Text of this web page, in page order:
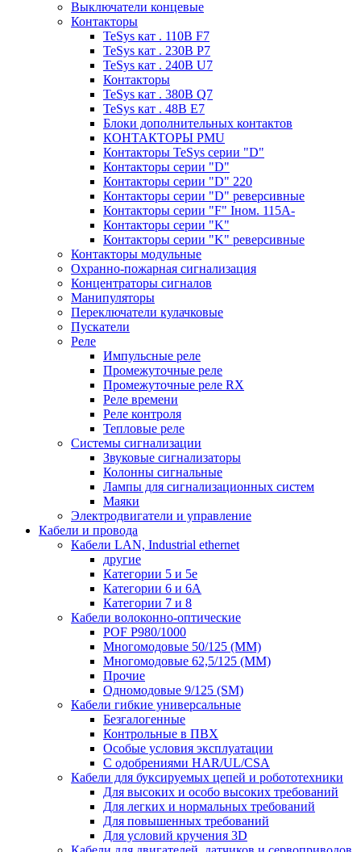
Выключатели концевые
Контакторы
TeSys кат . 110В F7
TeSys кат . 230В P7
TeSys кат . 240В U7
Контакторы
TeSys кат . 380В Q7
TeSys кат . 48В E7
Блоки дополнительных контактов
КОНТАКТОРЫ PMU
Контакторы TeSys серии "D"
Контакторы серии "D"
Контакторы серии "D" 220
Контакторы серии "D" реверсивные
Контакторы серии "F" Iном. 115А-
Контакторы серии "K"
Контакторы серии "K" реверсивные
Контакторы модульные
Охранно-пожарная сигнализация
Концентраторы сигналов
Манипуляторы
Переключатели кулачковые
Пускатели
Реле
Импульсные реле
Промежуточные реле
Промежуточные реле RX
Реле времени
Реле контроля
Тепловые реле
Системы сигнализации
Звуковые сигнализаторы
Колонны сигнальные
Лампы для сигнализационных систем
Маяки
Электродвигатели и управление
Кабели и провода
Кабели LAN, Industrial ethernet
другие
Категории 5 и 5е
Категории 6 и 6A
Категории 7 и 8
Кабели волоконно-оптические
POF P980/1000
Многомодовые 50/125 (ММ)
Многомодовые 62,5/125 (ММ)
Прочие
Одномодовые 9/125 (SM)
Кабели гибкие универсальные
Безгалогенные
Контрольные в ПВХ
Особые условия эксплуатации
С одобрениями HAR/UL/CSA
Кабели для буксируемых цепей и робототехники
Для высоких и особо высоких требований
Для легких и нормальных требований
Для повышенных требований
Для условий кручения 3D